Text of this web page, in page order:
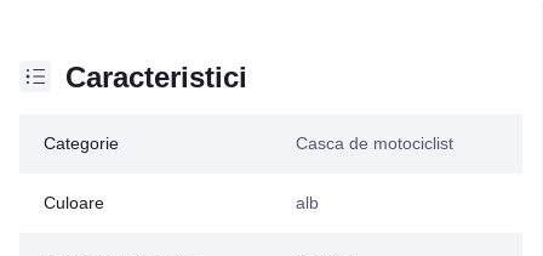
Caracteristici
Categorie Casca de motociclist
Culoare alb